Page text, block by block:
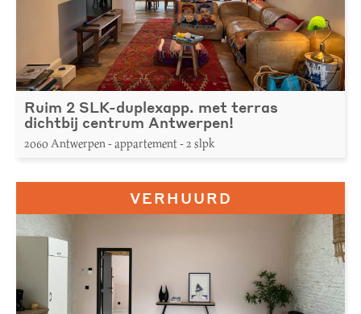
Ruim 2 SLK-duplexapp. met terras
dichtbij centrum Antwerpen!
2060 Antwerpen - appartement - 2 slpk
VERHUURD